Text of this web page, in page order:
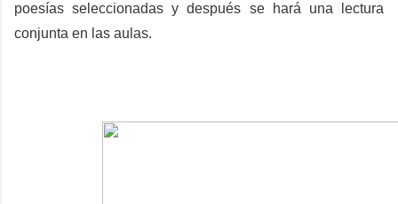
poesías seleccionadas y después se hará una lectura
conjunta en las aulas.